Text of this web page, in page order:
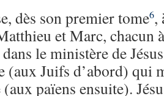
dès son premier tome6,
et Marc, chacun
le ministère de
(aux Juifs d’abord) qui
païens ensuite).